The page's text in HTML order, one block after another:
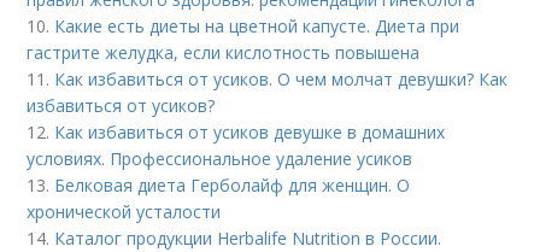
10. Какие есть диеты на цветной капусте. Диета при
гастрите желудка, если кислотность повышена
11. Как избавиться от усиков. О чем молчат девушки? Как
избавиться от усиков?
12. Как избавиться от усиков девушке в домашних
условиях. Профессиональное удаление усиков
13. Белковая диета Герболайф для женщин. О
хронической усталости
14. Каталог продукции Herbalife Nutrition в России.